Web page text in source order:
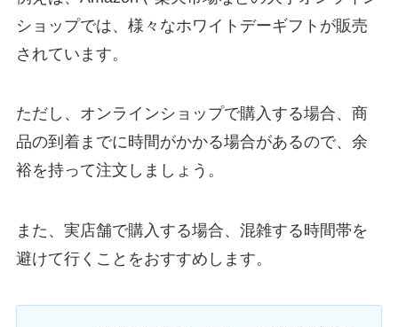
ショップでは、様々なホワイトデーギフトが販売
されています。
ただし、オンラインショップで購入する場合、商
品の到着までに時間がかかる場合があるので、余
裕を持って注文しましょう。
また、実店舗で購入する場合、混雑する時間帯を
避けて行くことをおすすめします。